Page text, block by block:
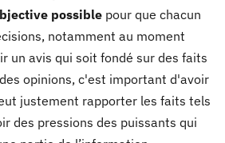
possible pour que chacun
notamment au moment
un avis qui soit fondé sur des faits
opinions, c'est important d'avoir
justement rapporter les faits tels
des pressions des puissants qui